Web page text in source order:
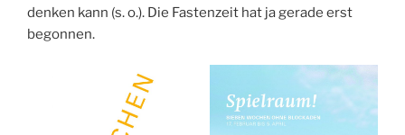
denken kann (s. o.). Die Fastenzeit hat ja gerade erst
begonnen.